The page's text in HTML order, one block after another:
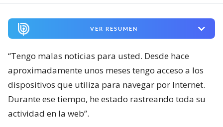
VER RESUMEN
“Tengo malas noticias para usted. Desde hace
aproximadamente unos meses tengo acceso a los
dispositivos que utiliza para navegar por Internet.
Durante ese tiempo, he estado rastreando toda su
actividad en la web”.